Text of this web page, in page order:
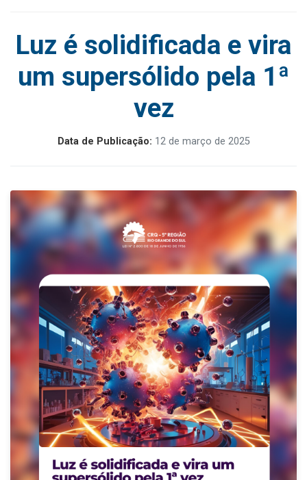
Luz é solidificada e vira
um supersólido pela 1ª
vez
Data de Publicação: 12 de março de 2025